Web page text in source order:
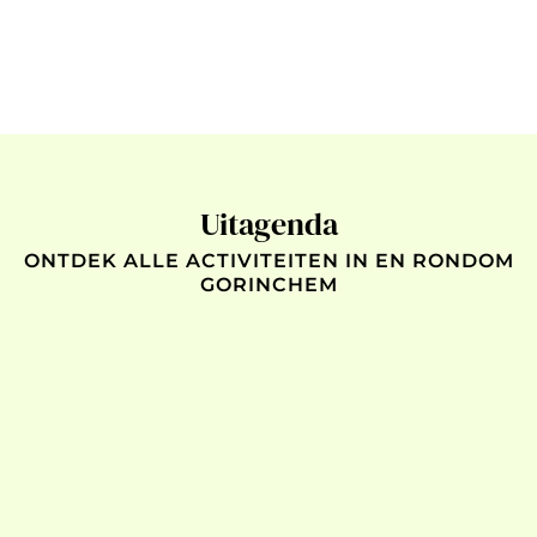
Uitagenda
ONTDEK ALLE ACTIVITEITEN IN EN RONDOM
GORINCHEM